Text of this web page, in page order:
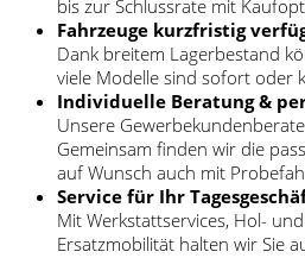
bis zur Schlussrate mit
Fahrzeuge kurzfristig
Dank breitem Lagerbestand
viele Modelle sind sofort oder
Individuelle Beratung &
Unsere
Gemeinsam finden wir die
auf Wunsch auch mit
Service für Ihr
Mit Werkstattservices, Hol-
Ersatzmobilität halten wir Sie